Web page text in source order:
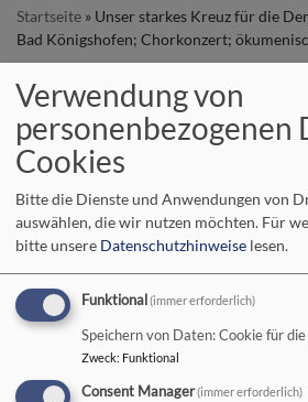
Startseite
Unser starkes Kreuz für die
Bad Königshofen; Chorkonzert;
Unser starkes
die Demokratie;
Demokratie;
Königshofen;
Chorkonzert;
ökumenisches
Verwendung von
personenbezogenen
Cookies
Bitte die Dienste und Anwendungen von
auswählen, die wir nutzen möchten. Für
bitte unsere Datenschutzhinweise lesen.
Funktional (immer erforderlich)
Speichern von Daten: Cookie für
Zweck: Funktional
Consent Manager(immer erforderlich)